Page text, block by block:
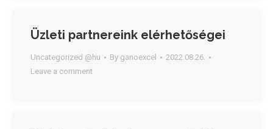
Üzleti partnereink elérhetőségei
Uncategorized @hu By ganoexcel
2022.08.26.
Leave a comment